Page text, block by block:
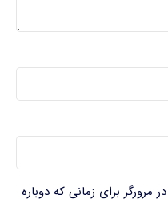
برای زمانی که دوباره